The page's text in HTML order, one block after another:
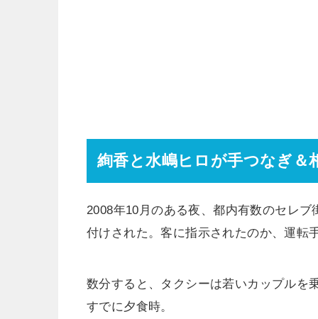
絢香と水嶋ヒロが手つなぎ＆
2008年10月のある夜、都内有数のセレ
付けされた。客に指示されたのか、運転
数分すると、タクシーは若いカップルを
すでに夕食時。